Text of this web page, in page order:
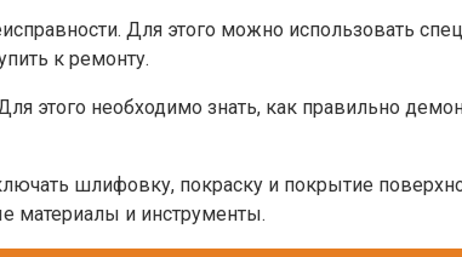
Для этого можно использовать
к ремонту.
этого необходимо знать, как правильно
шлифовку, покраску и покрытие
материалы и инструменты.